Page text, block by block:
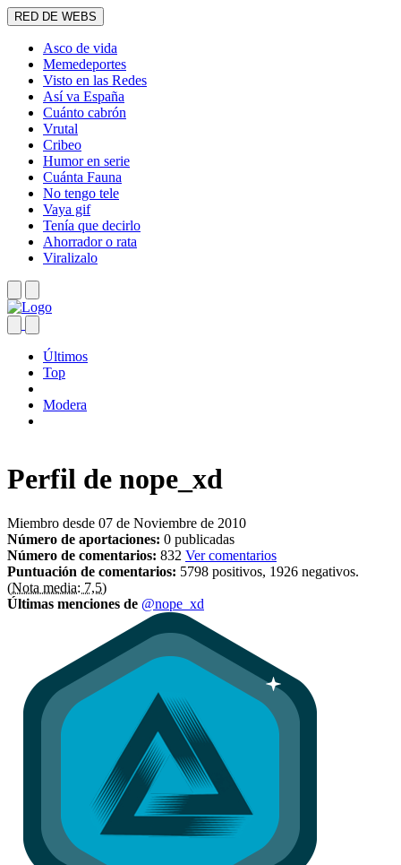
RED DE WEBS
Asco de vida
Memedeportes
Visto en las Redes
Así va España
Cuánto cabrón
Vrutal
Cribeo
Humor en serie
Cuánta Fauna
No tengo tele
Vaya gif
Tenía que decirlo
Ahorrador o rata
Viralizalo
Últimos
Top
Modera
Perfil de nope_xd
Miembro desde 07 de Noviembre de 2010
Número de aportaciones: 0 publicadas
Número de comentarios: 832 Ver comentarios
Puntuación de comentarios: 5798 positivos, 1926 negativos.
(Nota media: 7,5)
Últimas menciones de @nope_xd